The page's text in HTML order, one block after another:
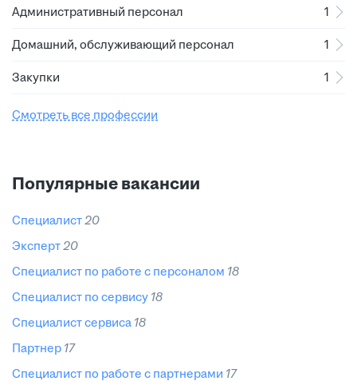
Административный персонал 1
Домашний, обслуживающий персонал 1
Закупки 1
Смотреть все профессии
Популярные вакансии
специалист 20
эксперт 20
специалист по работе с персоналом 18
специалист по сервису 18
специалист сервиса 18
партнер 17
специалист по работе с партнерами 17